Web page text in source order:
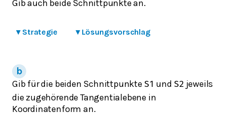
Gib auch beide Schnittpunkte an.
▾ Strategie ▾ Lösungsvorschlag
Gib für die beiden Schnittpunkte S1 und S2 jeweils
die zugehörende Tangentialebene in
Koordinatenform an.